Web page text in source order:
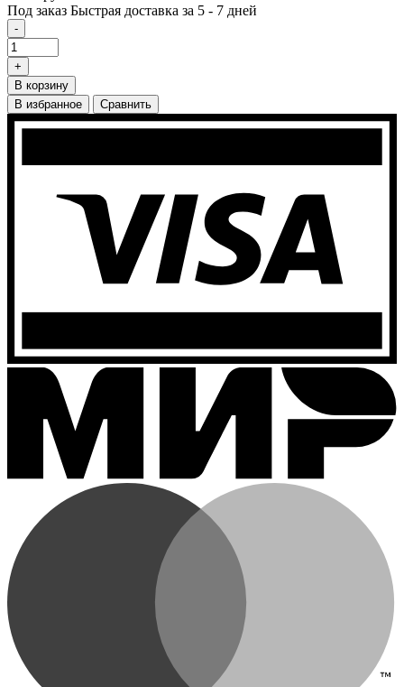
Под заказ Быстрая доставка за 5 - 7 дней
-
+
В корзину
В избранное
Сравнить